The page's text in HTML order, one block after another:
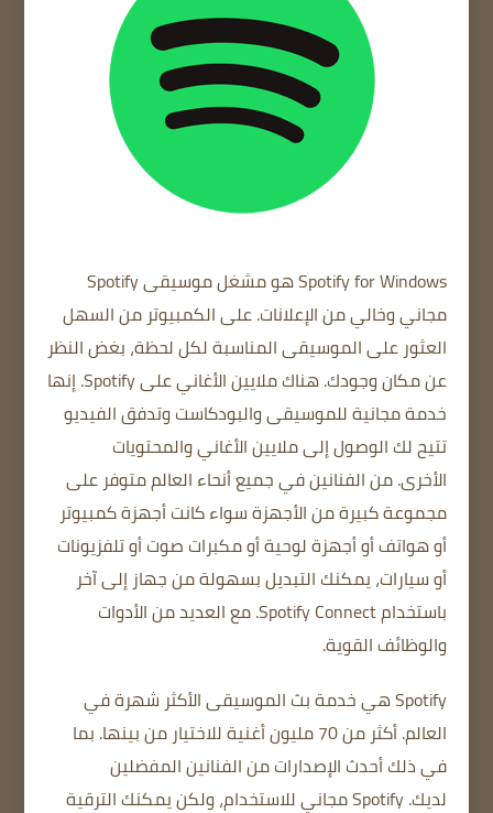
Spotify for Windows
هو مشغل موسيقى Spotify
مجاني وخالي من الإعلانات.على الكمبيوترمن السهل
العثور على الموسيقى المناسبة لكل لحظة، بغض النظر
عن مكان وجودك.هناك ملايين الأغاني على Spotify.
إنها
خدمة مجانية للموسيقى والبودكاست وتدفق الفيديو
تتيح لك الوصول إلى ملايين الأغاني والمحتويات
الأخرى.من الفنانين في جميع أنحاء العالممتوفر على
مجموعة كبيرة من الأجهزةسواء كانت أجهزة كمبيوتر
أو هواتف أو أجهزة لوحية أو مكبرات صوت أو تلفزيونات
أو سيارات، يمكنك التبديل بسهولة من جهاز إلى آخر
باستخدام Spotify Connect.
مع العديد من الأدوات
والوظائف القوية.
Spotify هي خدمة بث الموسيقى الأكثر شهرة في
العالم.أكثر من 70 مليون أغنية للاختيار من بينها.
بما
في ذلك أحدث الإصدارات من الفنانين المفضلين
لديك.
Spotify مجاني للاستخدام، ولكن يمكنك الترقية